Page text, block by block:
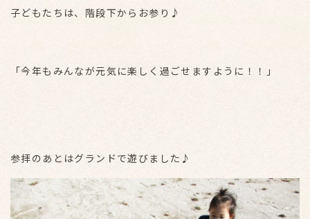
子どもたちは、階段下からお参り♪
「今年もみんなが元気に楽しく過ごせますように！！」
参拝のあとはグランドで遊びました♪